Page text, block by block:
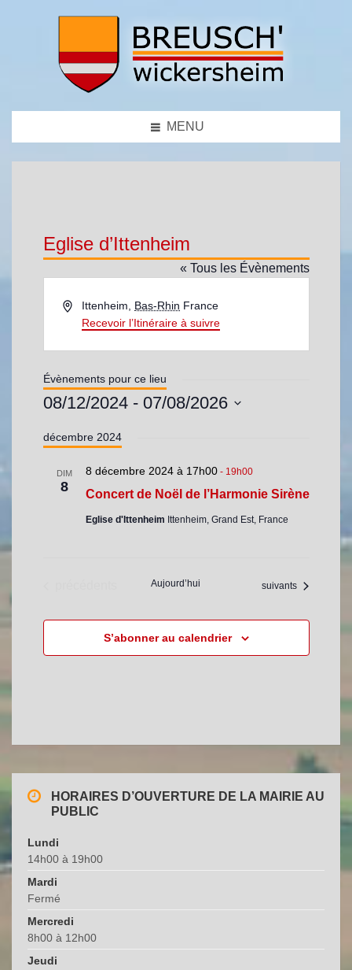
MENU
Eglise d’Ittenheim
« Tous les Évènements
A
s
e
Ittenheim Bas-Rhin France
Recevoir l’Itinéraire à suivre
Évènements pour ce lieu
08/12/2024 - 07/08/2026
é
décembre 2024
DIM
8 Concert de Noël de l’Harmonie Sirène
8 décembre 2024 à 17h00- 19h00
Eglise d'Ittenheim Ittenheim, Grand Est, France
Aujourd’hui Évènements
suivants
S’abonner au calendrier
HORAIRES D’OUVERTURE DE LA MAIRIE AU
PUBLIC
Lundi
14h00 à 19h00
Mardi
Fermé
Mercredi
8h00 à 12h00
Jeudi